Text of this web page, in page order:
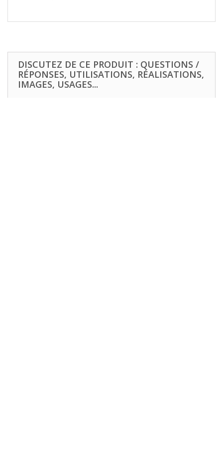
DISCUTEZ DE CE PRODUIT : QUESTIONS /
RÉPONSES, UTILISATIONS, RÉALISATIONS,
IMAGES, USAGES...